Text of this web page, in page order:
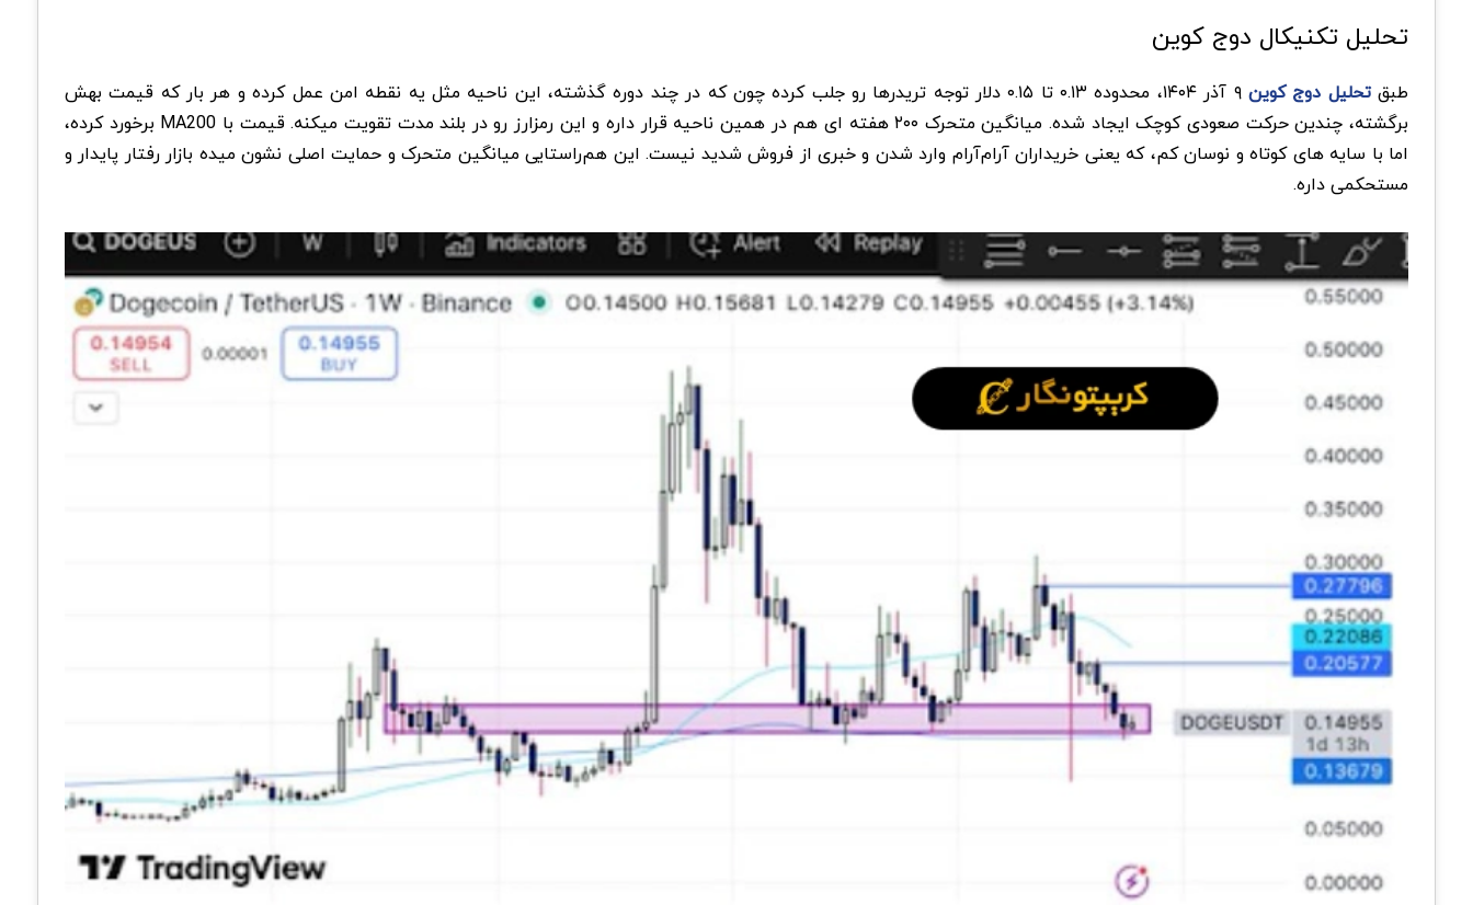
تحلیل تکنیکال دوج کوین
طبقتحلیل دوج کوین
۹ آذر ۱۴۰۴، محدوده ۰.۱۳ تا ۰.۱۵ دلار توجه تریدرها رو جلب کرده چون که در چند دوره گذشته، این ناحیه مثل یه نقطه امن عمل کرده و هر بار که قیمت بهش
برگشته، چندین حرکت صعودی کوچک ایجاد شده. میانگین متحرک ۲۰۰ هفته ای هم در همین ناحیه قرار داره و این رمزارز رو در بلند مدت تقویت میکنه. قیمت با MA200 برخورد کرده،
اما با سایه های کوتاه و نوسان کم، که یعنی خریداران آرام‌آرام وارد شدن و خبری از فروش شدید نیست. این هم‌راستایی میانگین متحرک و حمایت اصلی نشون میده بازار رفتار پایدار و
مستحکمی داره.